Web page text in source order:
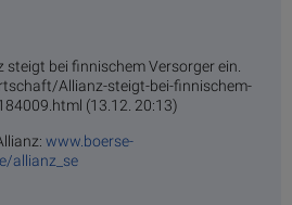
steigt bei finnischem Versorger ein.
Allianz-steigt-bei-finnischem-
(13.12. 20:13)
www.boerse-
allianz_se